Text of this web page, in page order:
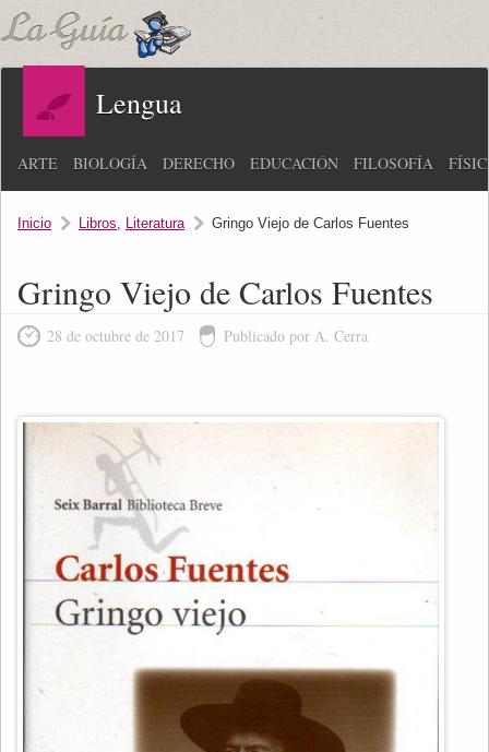
Lengua
ARTE BIOLOGÍA DERECHO EDUCACIÓN FILOSOFÍA
Inicio Libros, Literatura Gringo Viejo de Carlos Fuentes
Gringo Viejo de Carlos Fuentes
28 de octubre de 2017 Publicado por A. Cerra